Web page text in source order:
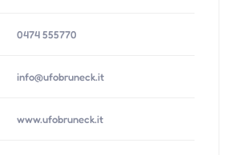
0474 555770
info@ufobruneck.it
www.ufobruneck.it